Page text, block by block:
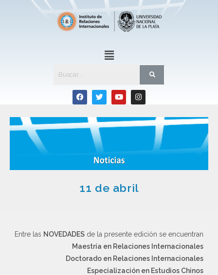
11 de abril
Entre las NOVEDADES de la presente edición se encuentran
Maestría en Relaciones Internacionales
Doctorado en Relaciones Internacionales
Especialización en Estudios Chinos